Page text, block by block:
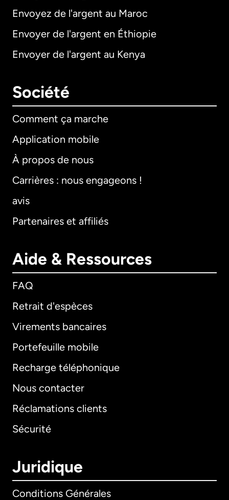
Envoyez de l'argent au Maroc
Envoyer de l'argent en Éthiopie
Envoyer de l'argent au Kenya
Société
Comment ça marche
Application mobile
À propos de nous
Carrières : nous engageons !
avis
Partenaires et affiliés
Aide & Ressources
FAQ
Retrait d'espèces
Virements bancaires
Portefeuille mobile
Recharge téléphonique
Nous contacter
Réclamations clients
Sécurité
Juridique
Conditions Générales